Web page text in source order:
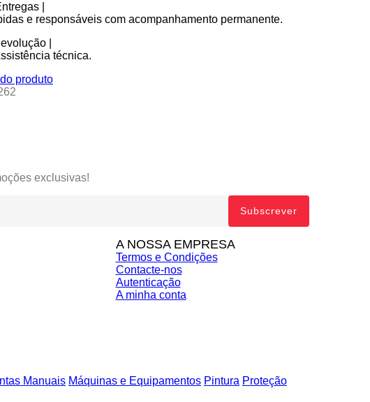
|
e responsáveis com acompanhamento permanente.
|
técnica.
produto
exclusivas!
A NOSSA EMPRESA
Termos e Condições
Contacte-nos
Autenticação
A minha conta
Manuais Máquinas e Equipamentos Pintura Proteção